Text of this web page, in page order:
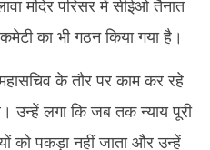
मंदिर परिसर में सीईओ तैनात
का भी गठन किया गया है।
के तौर पर काम कर रहे
लगा कि जब तक न्याय पूरी
को पकड़ा नहीं जाता और उन्हें